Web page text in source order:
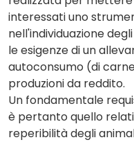
interessati uno
nell'individuazione
le esigenze di un
autoconsumo (di
produzioni da reddito.
Un fondamentale
è pertanto quello
reperibilità degli